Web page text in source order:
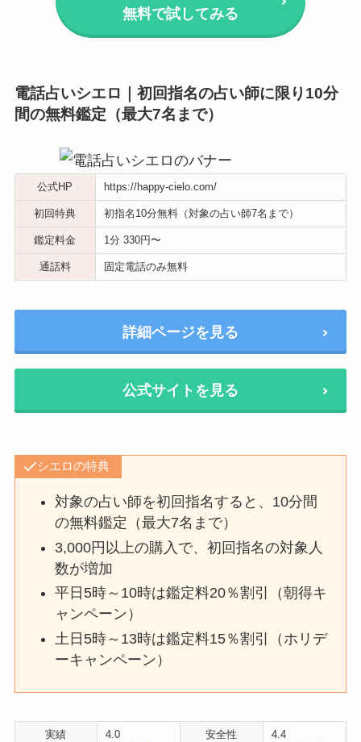
無料で試してみる
電話占いシエロ｜初回指名の占い師に限り10分
間の無料鑑定（最大7名まで）
公式HP https://happy-cielo.com/
初回特典 初指名10分無料（対象の占い師7名まで）
鑑定料金 1分 330円〜
通話料 固定電話のみ無料
詳細ページを見る
公式サイトを見る
シエロの特典
対象の占い師を初回指名すると、10分間
の無料鑑定（最大7名まで）
3,000円以上の購入で、初回指名の対象人
数が増加
平日5時～10時は鑑定料20％割引（朝得キ
ャンペーン）
土日5時～13時は鑑定料15％割引（ホリデ
ーキャンペーン）
実績 4.0 安全性 4.4